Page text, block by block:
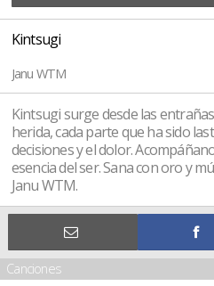
Kintsugi
Janu WTM
Kintsugi surge desde las
herida, cada parte que ha sido
decisiones y el dolor.
esencia del ser. Sana con oro y
Janu WTM.
Canciones